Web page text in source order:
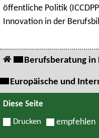
öffentliche Politik
Innovation in der
Berufsberatung in
Europäische und
Diese Seite
Drucken empfehlen